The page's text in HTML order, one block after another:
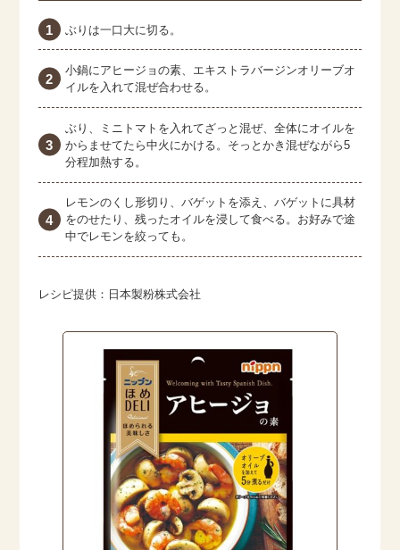
ぶりは一口大に切る。
小鍋にアヒージョの素、エキストラバージンオリーブオ
イルを入れて混ぜ合わせる。
ぶり、ミニトマトを入れてざっと混ぜ、全体にオイルを
からませてたら中火にかける。そっとかき混ぜながら5
分程加熱する。
レモンのくし形切り、バゲットを添え、バゲットに具材
をのせたり、残ったオイルを浸して食べる。お好みで途
中でレモンを絞っても。
レシピ提供：日本製粉株式会社